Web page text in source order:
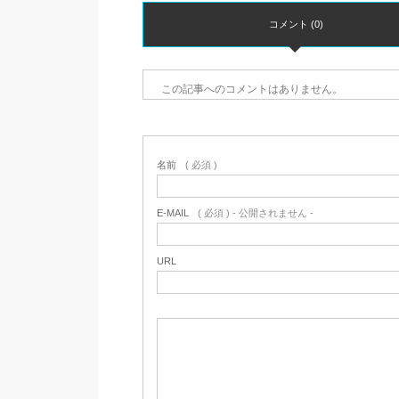
コメント (0)
この記事へのコメントはありません。
名前 ( 必須 )
E-MAIL ( 必須 ) - 公開されません -
URL